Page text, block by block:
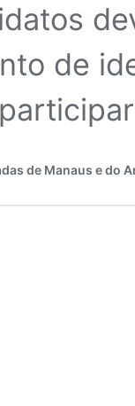
de
de Manaus e do